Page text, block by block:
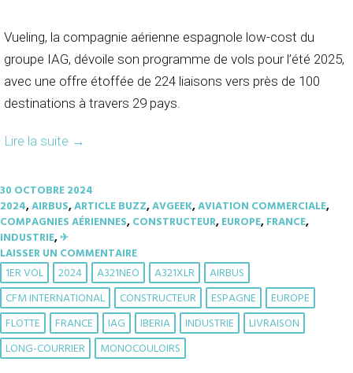
Vueling, la compagnie aérienne espagnole low-cost du
groupe IAG, dévoile son programme de vols pour l’été 2025,
avec une offre étoffée de 224 liaisons vers près de 100
destinations à travers 29 pays.
Lire la suite →
30 OCTOBRE 2024
2024,AIRBUS,ARTICLE BUZZ,AVGEEK,AVIATION COMMERCIALE,
COMPAGNIES AÉRIENNES,CONSTRUCTEUR,EUROPE,FRANCE,
INDUSTRIE,✈︎
LAISSER UN COMMENTAIRE
1ER VOL 2024 A321NEO A321XLR
AIRBUS
CFM INTERNATIONAL
CONSTRUCTEUR ESPAGNE
EUROPE
FLOTTE
FRANCE IAG IBERIA INDUSTRIE
LIVRAISON
LONG-COURRIER
MONOCOULOIRS